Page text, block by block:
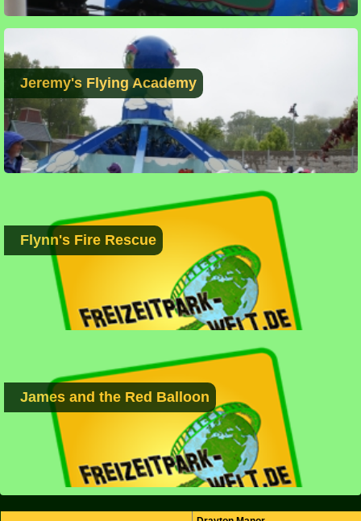
Jeremy's Flying Academy
Flynn's Fire Rescue
James and the Red Balloon